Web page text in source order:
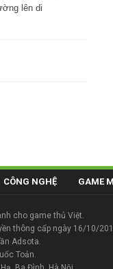
lên di
CÔNG NGHỆ GAME
cho game thủ Việt.
thông cấp ngày 16/10/
Adsota.
Toản.